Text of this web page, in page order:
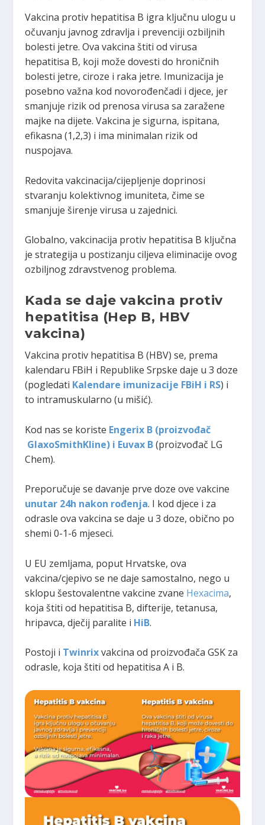
Vakcina protiv hepatitisa B igra ključnu ulogu u
očuvanju javnog zdravlja i prevenciji ozbiljnih
bolesti jetre. Ova vakcina štiti od virusa
hepatitisa B, koji može dovesti do hroničnih
bolesti jetre, ciroze i raka jetre. Imunizacija je
posebno važna kod novorođenčadi i djece, jer
smanjuje rizik od prenosa virusa sa zaražene
majke na dijete. Vakcina je sigurna, ispitana,
efikasna (1,2,3) i ima minimalan rizik od
nuspojava.
Redovita vakcinacija/cijepljenje doprinosi
stvaranju kolektivnog imuniteta, čime se
smanjuje širenje virusa u zajednici.
Globalno, vakcinacija protiv hepatitisa B ključna
je strategija u postizanju ciljeva eliminacije ovog
ozbiljnog zdravstvenog problema.
Kada se daje vakcina protiv
hepatitisa (Hep B, HBV
vakcina)
Vakcina protiv hepatitisa B (HBV) se, prema
kalendaru FBiH i Republike Srpske daje u 3 doze
(pogledati Kalendare imunizacije FBiH i RS) i
to intramuskularno (u mišić).
Kod nas se koriste Engerix B (proizvođač
GlaxoSmithKline) i Euvax B(proizvođač LG
Chem).
Preporučuje se davanje prve doze ove vakcine
unutar 24h nakon rođenja. I kod djece i za
odrasle ova vakcina se daje u 3 doze, obično po
shemi 0-1-6 mjeseci.
U EU zemljama, poput Hrvatske, ova
vakcina/cjepivo se ne daje samostalno, nego u
sklopu šestovalentne vakcine zvane Hexacima,
koja štiti od hepatitisa B, difterije, tetanusa,
hripavca, dječij paralite i HiB.
Postoji i Twinrixvakcina od proizvođača GSK za
odrasle, koja štiti od hepatitisa A i B.